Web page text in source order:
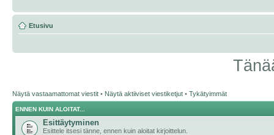
Etusivu
Näytä vastaamattomat viestit • Näytä aktiiviset viestiketjut • Tykätyimmät
ENNEN KUIN ALOITAT...
Esittäytyminen
Esittele itsesi tänne, ennen kuin aloitat kirjoittelun.